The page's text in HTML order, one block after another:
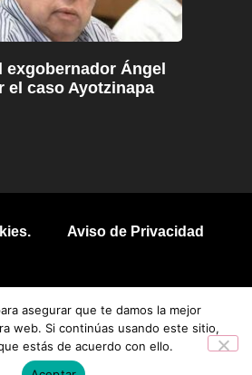
exgobernador Ángel
el caso Ayotzinapa
Aviso de Privacidad
asegurar que te damos la mejor
web. Si continúas usando este sitio,
estás de acuerdo con ello.